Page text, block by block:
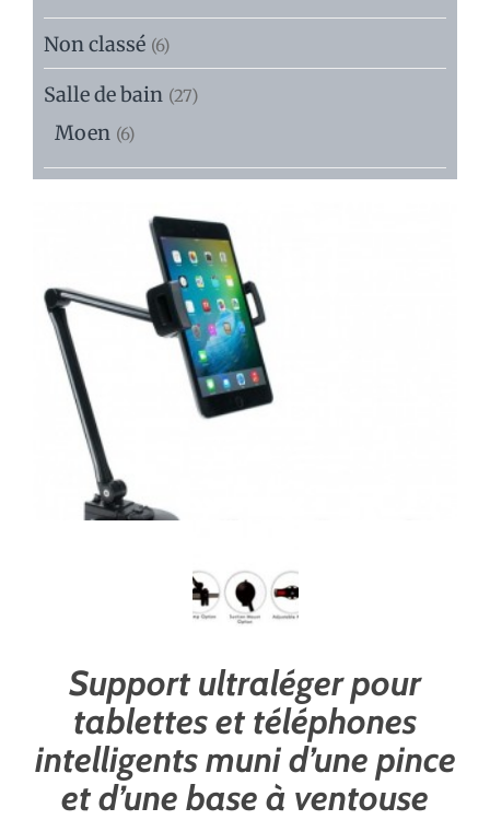
Non classé (6)
Salle de bain (27)
Moen (6)
Support ultraléger pour
tablettes et téléphones
intelligents muni d’une pince
et d’une base à ventouse